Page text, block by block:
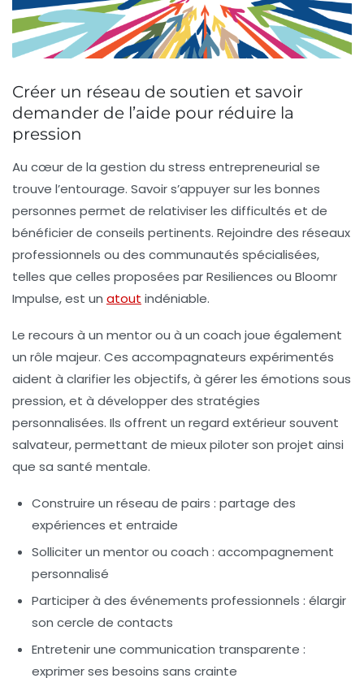
Créer un réseau de soutien et savoir
demander de l’aide pour réduire la
pression
Au cœur de la gestion du stress entrepreneurial se
trouve l’entourage. Savoir s’appuyer sur les bonnes
personnes permet de relativiser les difficultés et de
bénéficier de conseils pertinents. Rejoindre des réseaux
professionnels ou des communautés spécialisées,
telles que celles proposées par Resiliences ou Bloomr
Impulse, est un atout indéniable.
Le recours à un mentor ou à un coach joue également
un rôle majeur. Ces accompagnateurs expérimentés
aident à clarifier les objectifs, à gérer les émotions sous
pression, et à développer des stratégies
personnalisées. Ils offrent un regard extérieur souvent
salvateur, permettant de mieux piloter son projet ainsi
que sa santé mentale.
Construire un réseau de pairs : partage des
expériences et entraide
Solliciter un mentor ou coach : accompagnement
personnalisé
Participer à des événements professionnels : élargir
son cercle de contacts
Entretenir une communication transparente :
exprimer ses besoins sans crainte